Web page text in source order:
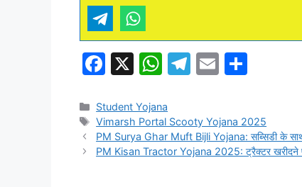
F
c
e
b
X
W
at
s
A
T
gr
a
E
l
e
Categories
Student Yojana
Tags
Vimarsh Portal Scooty Yojana 2025
PM Surya Ghar Muft Bijli Yojana: सब्सिडी के साथ
PM Kisan Tractor Yojana 2025: ट्रैक्टर खरीदने